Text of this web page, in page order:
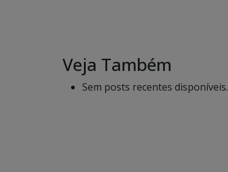
Veja Também
Sem posts recentes disponíveis.